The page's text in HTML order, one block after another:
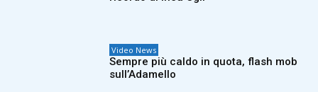
Video News
Sempre più caldo in quota, flash mob
sull’Adamello